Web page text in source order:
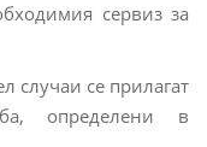
сервиз за
случаи се прилагат
определени в